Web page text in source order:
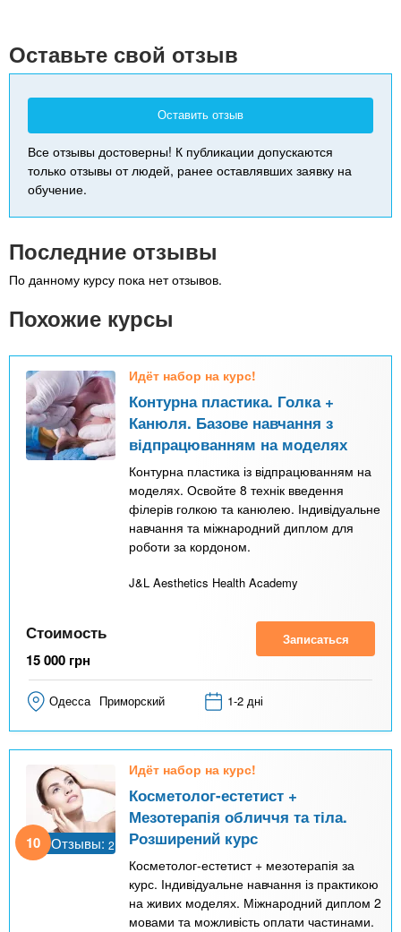
Оставьте свой отзыв
Оставить отзыв
Все отзывы достоверны! К публикации допускаются
только отзывы от людей, ранее оставлявших заявку на
обучение.
Последние отзывы
По данному курсу пока нет отзывов.
Похожие курсы
Идёт набор на курс!
Контурна пластика. Голка +
Канюля. Базове навчання з
відпрацюванням на моделях
Контурна пластика із відпрацюванням на
моделях. Освойте 8 технік введення
філерів голкою та канюлею. Індивідуальне
навчання та міжнародний диплом для
роботи за кордоном.
J&L Aesthetics Health Academy
Стоимость
15 000 грн
Записаться
Одесса Приморский 1-2 дні
10 Отзывы: 2
Идёт набор на курс!
Косметолог-естетист +
Мезотерапія обличчя та тіла.
Розширений курс
Косметолог-естетист + мезотерапія за
курс. Індивідуальне навчання із практикою
на живих моделях. Міжнародний диплом 2
мовами та можливість оплати частинами.